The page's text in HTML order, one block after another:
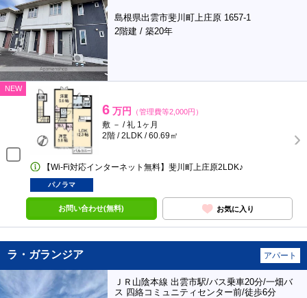
島根県出雲市斐川町上庄原 1657-1
2階建 / 築20年
NEW
6 万円 （管理費等2,000円）
敷 － / 礼 1ヶ月
2階 / 2LDK / 60.69㎡
【Wi-Fi対応インターネット無料】斐川町上庄原2LDK♪
パノラマ
お問い合わせ(無料) お気に入り
ラ・ガランジア アパート
ＪＲ山陰本線 出雲市駅/バス乗車20分/一畑バ
ス 四絡コミュニティセンター前/徒歩6分